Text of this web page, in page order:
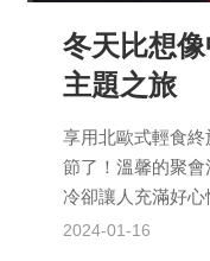
冬天比想
主題之旅
享用北歐式輕食
節了！溫馨的聚
冷卻讓人充滿好
之一，歐美的傳統
2024-01-16